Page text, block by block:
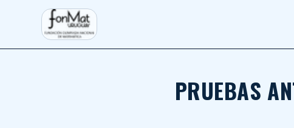
Saltar al contenido principal
FONMAT
PRUEBAS